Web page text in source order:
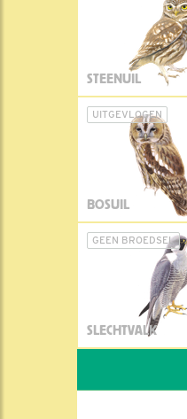
STEENUIL
UITGEVLOGEN
BOSUIL
GEEN BROEDSEL
SLECHTVALK